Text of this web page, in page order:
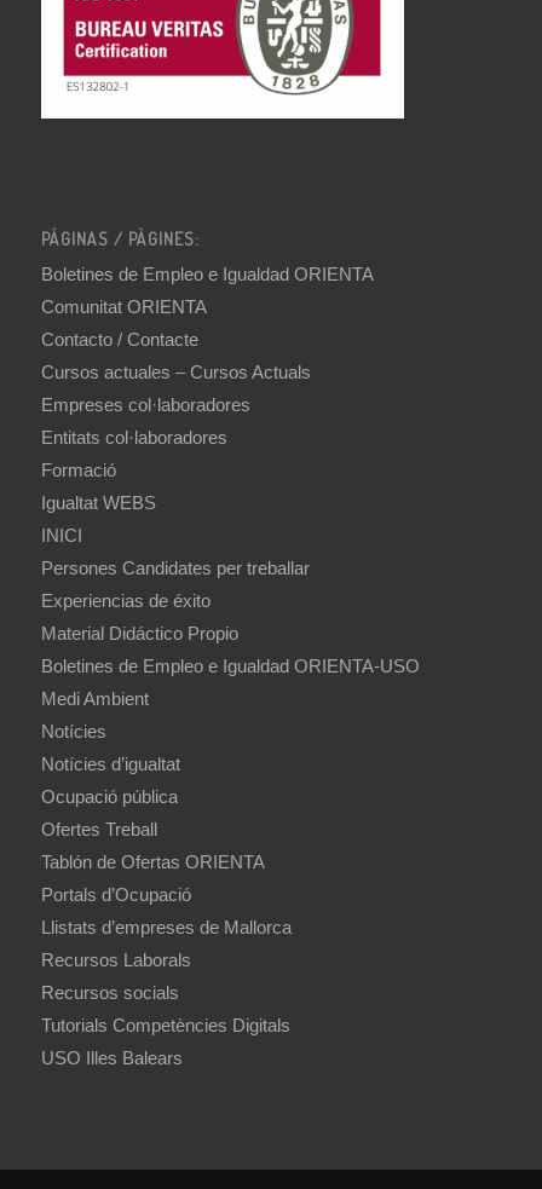
PÁGINAS / PÀGINES:
Boletines de Empleo e Igualdad ORIENTA
Comunitat ORIENTA
Contacto / Contacte
Cursos actuales – Cursos Actuals
Empreses col·laboradores
Entitats col·laboradores
Formació
Igualtat WEBS
INICI
Persones Candidates per treballar
Experiencias de éxito
Material Didáctico Propio
Boletines de Empleo e Igualdad ORIENTA-USO
Medi Ambient
Notícies
Notícies d’igualtat
Ocupació pública
Ofertes Treball
Tablón de Ofertas ORIENTA
Portals d’Ocupació
Llistats d’empreses de Mallorca
Recursos Laborals
Recursos socials
Tutorials Competències Digitals
USO Illes Balears